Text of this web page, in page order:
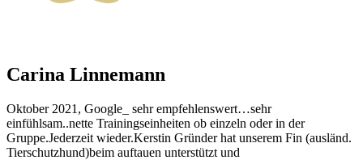
Carina Linnemann
Oktober 2021, Google_ sehr empfehlenswert…sehr
einfühlsam..nette Trainingseinheiten ob einzeln oder in der
Gruppe.Jederzeit wieder.Kerstin Gründer hat unserem Fin (ausländ.
Tierschutzhund)beim auftauen unterstützt und